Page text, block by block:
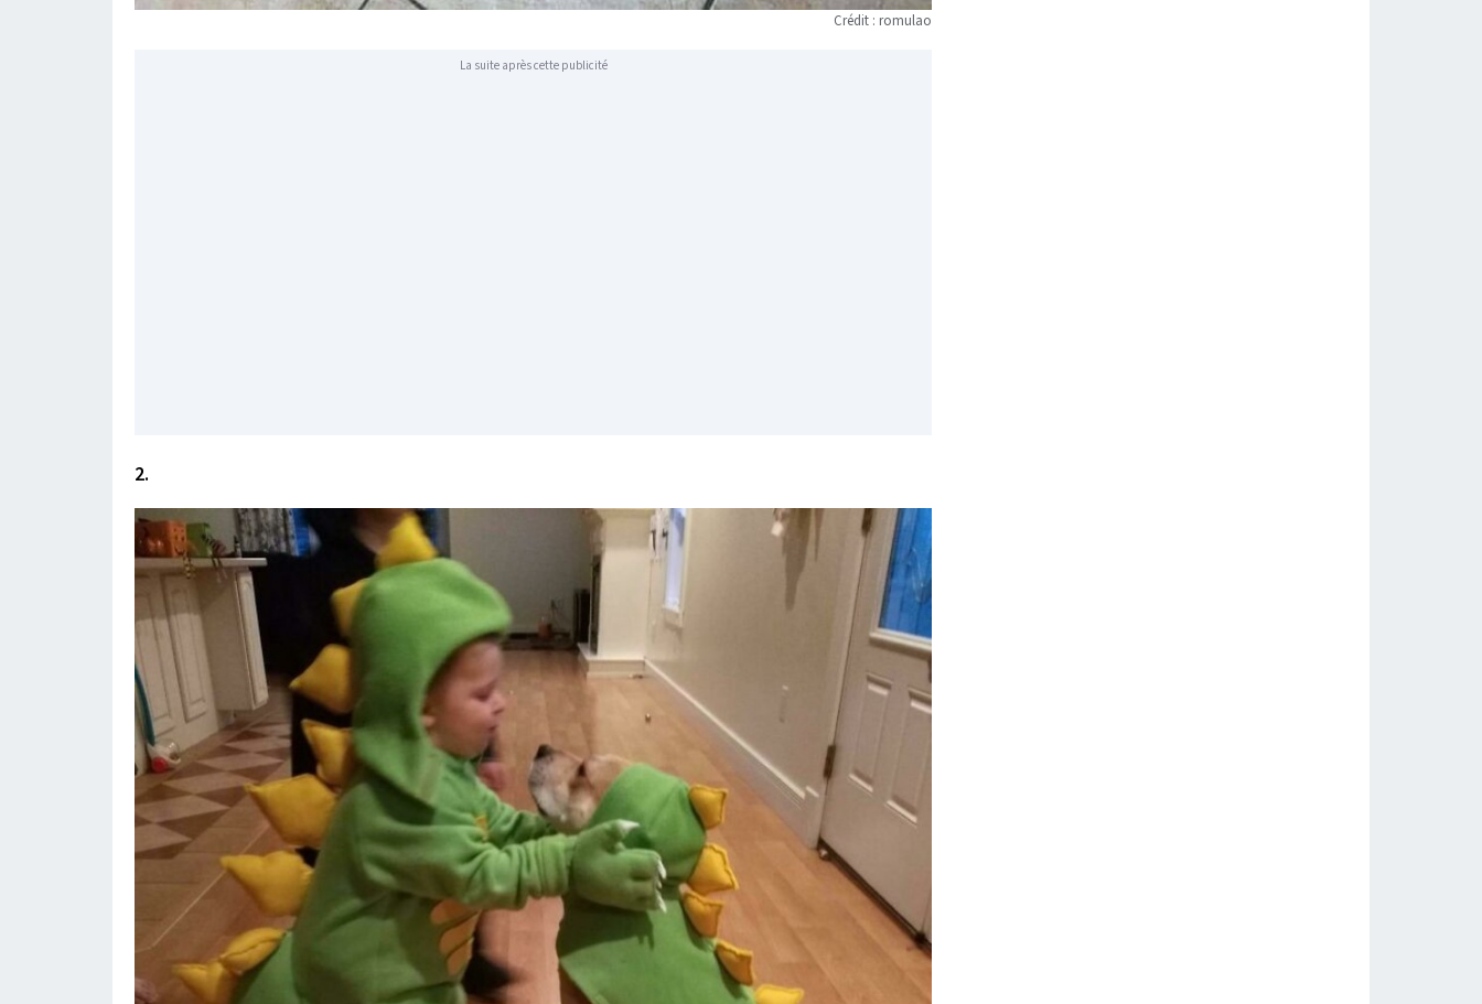
Crédit : romulao
La suite après cette publicité
2.